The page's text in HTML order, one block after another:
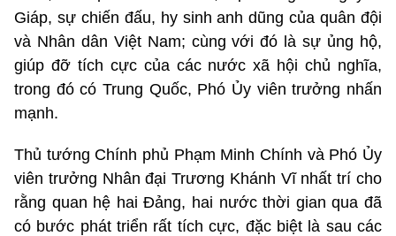
Giáp, sự chiến đấu, hy sinh anh dũng của quân đội
và Nhân dân Việt Nam; cùng với đó là sự ủng hộ,
giúp đỡ tích cực của các nước xã hội chủ nghĩa,
trong đó có Trung Quốc, Phó Ủy viên trưởng nhấn
mạnh.
Thủ tướng Chính phủ Phạm Minh Chính và Phó Ủy
viên trưởng Nhân đại Trương Khánh Vĩ nhất trí cho
rằng quan hệ hai Đảng, hai nước thời gian qua đã
có bước phát triển rất tích cực, đặc biệt là sau các